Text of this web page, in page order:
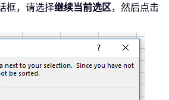
框，请选择继续当前选区，然后点击